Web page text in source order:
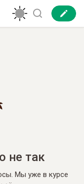
не так
Мы уже в курсе